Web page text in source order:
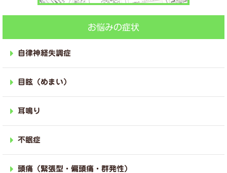
お悩みの症状
自律神経失調症
目眩（めまい）
耳鳴り
不眠症
頭痛（緊張型・偏頭痛・群発性）